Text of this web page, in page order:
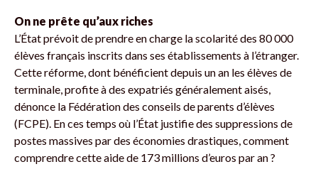
On ne prête qu’aux riches
L’État prévoit de prendre en charge la scolarité des 80 000
élèves français inscrits dans ses établissements à l’étranger.
Cette réforme, dont bénéficient depuis un an les élèves de
terminale, profite à des expatriés généralement aisés,
dénonce la Fédération des conseils de parents d’élèves
(FCPE). En ces temps où l’État justifie des suppressions de
postes massives par des économies drastiques, comment
comprendre cette aide de 173 millions d’euros par an ?